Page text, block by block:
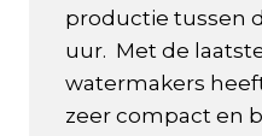
productie tussen
uur. Met de
watermakers
zeer compact en